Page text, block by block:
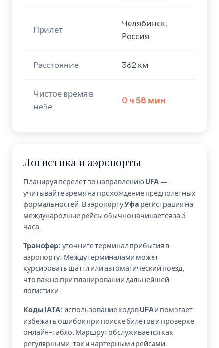
Прилет
Челябинск,
Россия
Расстояние 362 км
Чистое время в
небе
0 ч 58 мин
Логистика и аэропорты
Планируя перелет по направлениюUFA —
учитывайте время на прохождение предполетных
формальностей. В аэропортуУфа регистрация на
международные рейсы обычно начинается за 3
часа.
Трансфер: уточните терминал прибытия в
аэропорту . Между терминалами может
курсировать шаттл или автоматический поезд,
что важно при планировании дальнейшей
логистики.
Коды IATA: использование кодовUFAи помогает
избежать ошибок при поиске билетов и проверке
онлайн-табло. Маршрут обслуживается как
регулярными, так и чартерными рейсами.